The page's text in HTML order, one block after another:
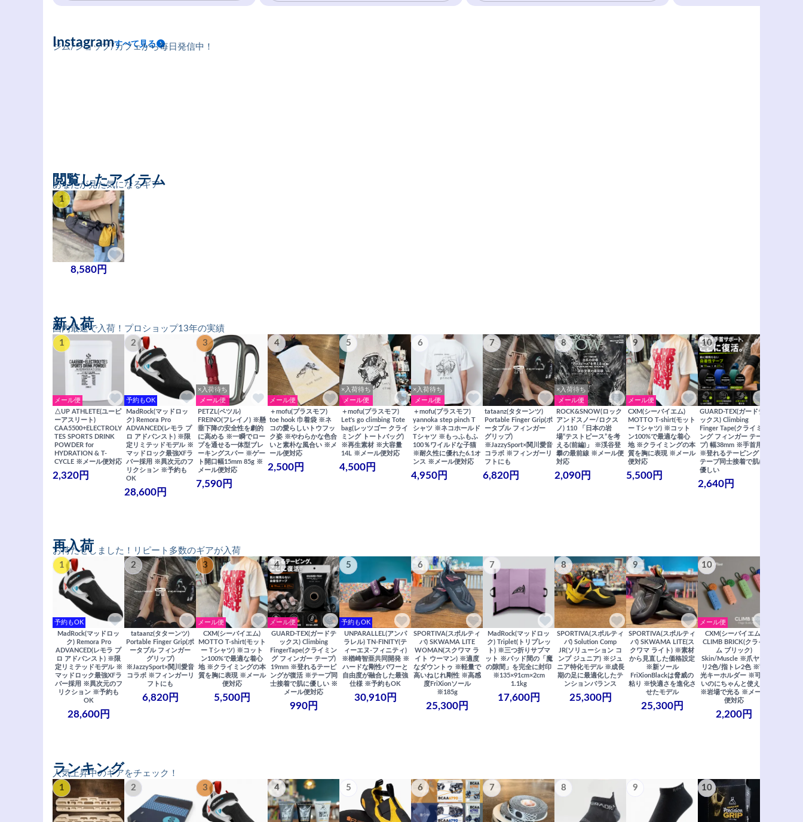
ジム/ショップ/カフェから毎日発信中！
Instagramすべて見る
あなたが見た気になるギア
閲覧したアイテム
1
8,580円
国内最速で入荷！プロショップ13年の実績
新入荷
1
メール便
△UP ATHLETE(ユーピ
ーアスリート)
CAA5500+ELECTROLY
TES SPORTS DRINK
POWDER for
HYDRATION & T-
CYCLE ※メール便対応
2,320円
2
予約もOK
MadRock(マッドロッ
ク) Remora Pro
ADVANCED(レモラ プ
ロ アドバンスト) ※限
定リミテッドモデル ※
マッドロック最強XFラ
バー採用 ※異次元のフ
リクション ※予約も
OK
28,600円
3
×入荷待ち
メール便
PETZL(ペツル)
FREINO(フレイノ) ※懸
垂下降の安全性を劇的
に高める ※一瞬でロー
プを通せる一体型ブレ
ーキングスパー ※ゲー
ト開口幅15mm 85g ※
メール便対応
7,590円
4
メール便
＋mofu(プラスモフ)
toe hook 巾着袋 ※ネ
コの愛らしいトウフッ
ク姿 ※やわらかな色合
いと素朴な風合い ※メ
ール便対応
2,500円
5
×入荷待ち
メール便
＋mofu(プラスモフ)
Let's go climbing Tote
bag(レッツゴー クライ
ミング トートバッグ)
※再生素材 ※大容量
14L ※メール便対応
4,500円
6
×入荷待ち
メール便
＋mofu(プラスモフ)
yannoka step pinch T
シャツ ※ネコホールド
Tシャツ ※もっふもふ
100％ワイルドな子猫
※耐久性に優れた6.1オ
ンス ※メール便対応
4,950円
7
tataanz(タターンツ)
Portable Finger Grip(ポ
ータブル フィンガー
グリップ)
※JazzySport×関川愛音
コラボ ※フィンガーリ
フトにも
6,820円
8
×入荷待ち
メール便
ROCK&SNOW(ロック
アンドスノー/ロクス
ノ) 110 「日本の岩
場“テストピース”を考
える(前編)」 ※渓谷登
攀の最前線 ※メール便
対応
2,090円
9
メール便
CXM(シーバイエム)
MOTTO T-shirt(モット
ー Tシャツ) ※コット
ン100%で最適な着心
地 ※クライミングの本
質を胸に表現 ※メール
便対応
5,500円
10
GUARD-TEX(ガードテ
ックス) Climbing
Finger Tape(クライミ
ング フィンガー テー
プ) 幅38mm ※手首用
※登れるテーピング ※
テープ同士接着で肌に
優しい
2,640円
お待たせしました！リピート多数のギアが入荷
再入荷
1
予約もOK
MadRock(マッドロッ
ク) Remora Pro
ADVANCED(レモラ プ
ロ アドバンスト) ※限
定リミテッドモデル ※
マッドロック最強XFラ
バー採用 ※異次元のフ
リクション ※予約も
OK
28,600円
2
tataanz(タターンツ)
Portable Finger Grip(ポ
ータブル フィンガー
グリップ)
※JazzySport×関川愛音
コラボ ※フィンガーリ
フトにも
6,820円
3
メール便
CXM(シーバイエム)
MOTTO T-shirt(モット
ー Tシャツ) ※コット
ン100%で最適な着心
地 ※クライミングの本
質を胸に表現 ※メール
便対応
5,500円
4
メール便
GUARD-TEX(ガードテ
ックス) Climbing
FingerTape(クライミン
グ フィンガー テープ)
19mm ※登れるテーピ
ングが復活 ※テープ同
士接着で肌に優しい ※
メール便対応
990円
5
予約もOK
UNPARALLEL(アンパ
ラレル) TN-FINITY(テ
ィーエヌ-フィニティ)
※楢崎智亜共同開発 ※
ハードな剛性パワーと
自由度が融合した最強
仕様 ※予約もOK
30,910円
6
SPORTIVA(スポルティ
バ) SKWAMA LITE
WOMAN(スクワマ ラ
イト ウーマン) ※適度
なダウントゥ ※軽量で
高いねじれ剛性 ※高感
度FriXionソール
※185g
25,300円
7
MadRock(マッドロッ
ク) Triplet(トリプレッ
ト) ※三つ折りサブマ
ット ※パッド間の「魔
の隙間」を完全に封印
※135×91cm×2cm
1.1kg
17,600円
8
SPORTIVA(スポルティ
バ) Solution Comp
JR(ソリューション コ
ンプ ジュニア) ※ジュ
ニア特化モデル ※成長
期の足に最適化したテ
ンションバランス
25,300円
9
SPORTIVA(スポルティ
バ) SKWAMA LITE(ス
クワマ ライト) ※素材
から見直した価格設定
※新ソール
FriXionBlackは脅威の
粘り ※快適さを進化さ
せたモデル
25,300円
10
メール便
CXM(シーバイエム)
CLIMB BRICK(クライ
ム ブリック)
Skin/Muscle ※爪ヤス
リ2色/指トレ2色 ※蓄
光キーホルダー ※可愛
いのにちゃんと使える
※岩場で光る ※メール
便対応
2,200円
人気上昇中のギアをチェック！
ランキング
1 2 3 4 5 6 7 8 9 10